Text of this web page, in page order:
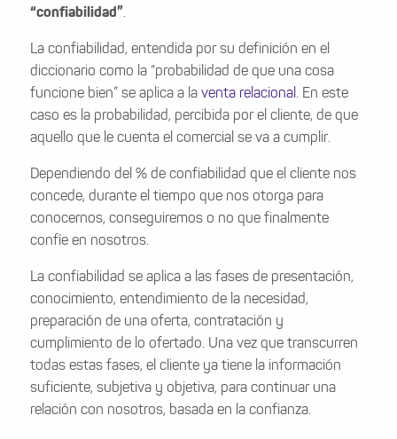
“confiabilidad”.
La confiabilidad, entendida por su definición en el
diccionario como la “probabilidad de que una cosa
funcione bien” se aplica a la venta relacional. En este
caso es la probabilidad, percibida por el cliente, de que
aquello que le cuenta el comercial se va a cumplir.
Dependiendo del % de confiabilidad que el cliente nos
concede, durante el tiempo que nos otorga para
conocernos, conseguiremos o no que finalmente
confíe en nosotros.
La confiabilidad se aplica a las fases de presentación,
conocimiento, entendimiento de la necesidad,
preparación de una oferta, contratación y
cumplimiento de lo ofertado. Una vez que transcurren
todas estas fases, el cliente ya tiene la información
suficiente, subjetiva y objetiva, para continuar una
relación con nosotros, basada en la confianza.